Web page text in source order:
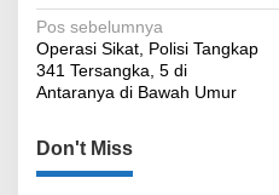
Navigasi
pos
Pos sebelumnya
Operasi Sikat, Polisi Tangkap
341 Tersangka, 5 di
Antaranya di Bawah Umur
Don't Miss